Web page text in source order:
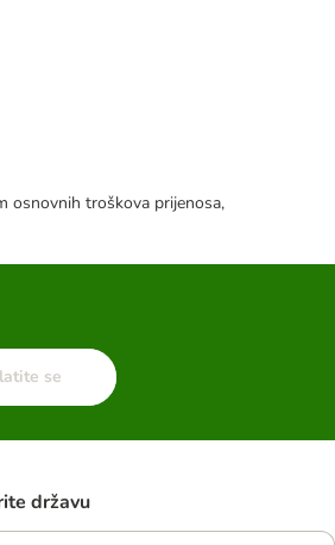
osnovnih troškova prijenosa,
se
državu